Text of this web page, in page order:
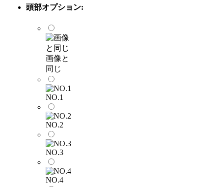
頭部オプション:
画像と
同じ
NO.1
NO.2
NO.3
NO.4